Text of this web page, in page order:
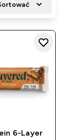
6-Layer